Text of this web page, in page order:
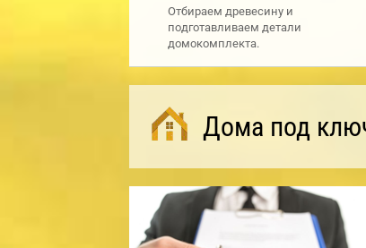
Отбираем древесину и
подготавливаем детали
домокомплекта.
Дома под